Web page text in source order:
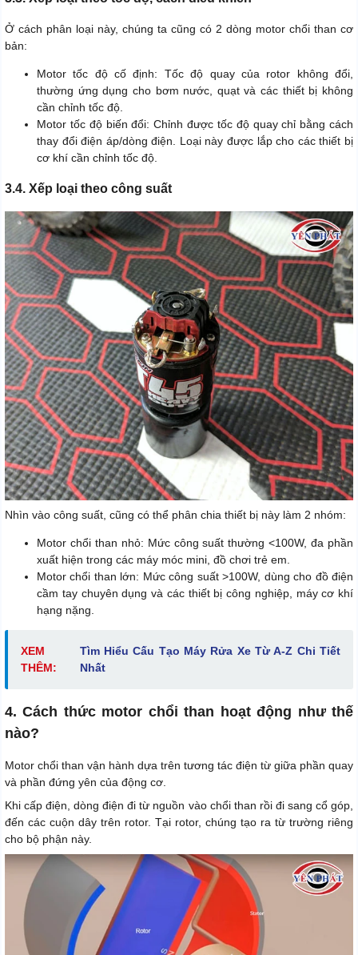
Ở cách phân loại này, chúng ta cũng có 2 dòng motor chổi than cơ
bản:
Motor tốc độ cố định: Tốc độ quay của rotor không đổi,
thường ứng dụng cho bơm nước, quạt và các thiết bị không
cần chỉnh tốc độ.
Motor tốc độ biến đổi: Chỉnh được tốc độ quay chỉ bằng cách
thay đổi điện áp/dòng điện. Loại này được lắp cho các thiết bị
cơ khí cần chỉnh tốc độ.
3.4. Xếp loại theo công suất
Nhìn vào công suất, cũng có thể phân chia thiết bị này làm 2 nhóm:
Motor chổi than nhỏ: Mức công suất thường <100W, đa phần
xuất hiện trong các máy móc mini, đồ chơi trẻ em.
Motor chổi than lớn: Mức công suất >100W, dùng cho đồ điện
cầm tay chuyên dụng và các thiết bị công nghiệp, máy cơ khí
hạng nặng.
XEM
THÊM:
Tìm Hiểu Cấu Tạo Máy Rửa Xe Từ A-Z Chi Tiết
Nhất
4. Cách thức motor chổi than hoạt động như thế
nào?
Motor chổi than vận hành dựa trên tương tác điện từ giữa phần quay
và phần đứng yên của động cơ.
Khi cấp điện, dòng điện đi từ nguồn vào chổi than rồi đi sang cổ góp,
đến các cuộn dây trên rotor. Tại rotor, chúng tạo ra từ trường riêng
cho bộ phận này.